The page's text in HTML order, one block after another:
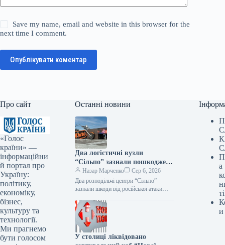
Save my name, email and website in this browser for the
next time I comment.
Опублікувати коментар
Про сайт
«Голос
країни» —
інформаційни
й портал про
Україну:
політику,
економіку,
бізнес,
культуру та
технології.
Ми прагнемо
бути голосом
Останні новини
Два логістичні вузли
“Сільпо” зазнали пошкоджень
від російського нападу —
Delo.ua
Назар Марченко
Сер 6, 2026
Два розподільчі центри “Сільпо”
зазнали шкоди від російської атаки
серпня, спалахнули пожежі на двох…
У столиці ліквідовано
а
ті
и